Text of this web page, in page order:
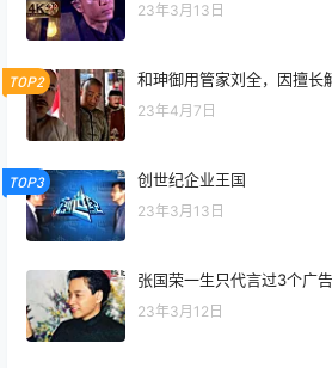
23年3月13日
TOP2 和珅御用管家刘全，因擅长
23年4月7日
TOP3 创世纪企业王国
23年3月13日
张国荣一生只代言过3个广
23年3月12日